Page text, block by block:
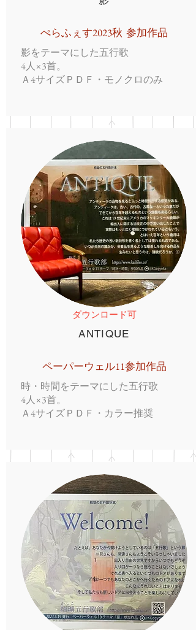
ぺらふぇす2023秋 参加作品
影をテーマにした五行歌
4人×3首。
Ａ4サイズＰＤＦ・モノクロのみ
ダウンロード可
ANTIQUE
ペーパーウェル11参加作品
時・時間をテーマにした五行歌
4人×3首。
Ａ4サイズＰＤＦ・カラー推奨